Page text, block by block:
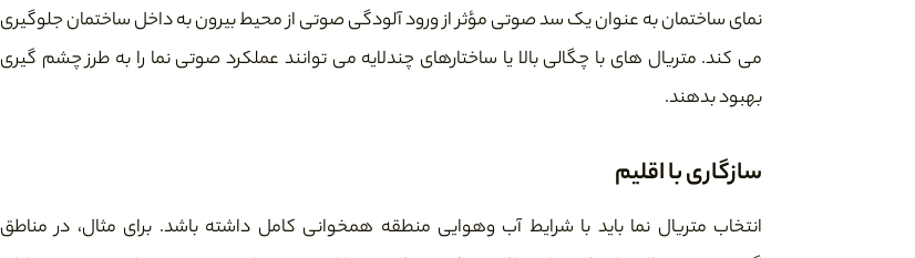
نمای ساختمان به عنوان یک سد صوتی مؤثر از ورود آلودگی صوتی از محیط بیرون به داخل ساختمان جلوگیری
می کند. متریال های با چگالی بالا یا ساختارهای چندلایه می توانند عملکرد صوتی نما را به طرز چشم گیری
بهبود بدهند.
سازگاری با اقلیم
انتخاب متریال نما باید با شرایط آب وهوایی منطقه همخوانی کامل داشته باشد. برای مثال، در مناطق